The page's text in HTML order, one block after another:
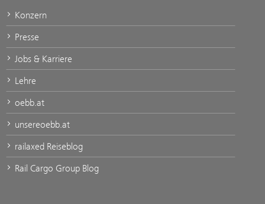
Konzern
Presse
Jobs & Karriere
Lehre
oebb.at
unsereoebb.at
railaxed Reiseblog
Rail Cargo Group Blog